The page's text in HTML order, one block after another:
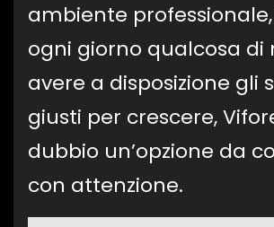
ambiente
ogni giorno qualcosa di
avere a disposizione gli
giusti per crescere,
dubbio un’opzione da
con attenzione.